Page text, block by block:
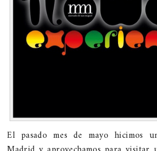
El pasado mes de mayo hicimos